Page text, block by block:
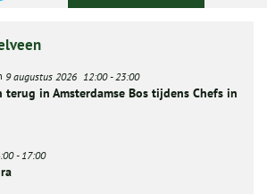
9 augustus 2026 12:00-23:00
terug in Amsterdamse Bos tijdens Chefs in
-17:00